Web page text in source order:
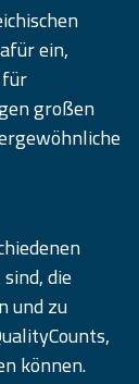
ein,
großen
die
und zu
können.